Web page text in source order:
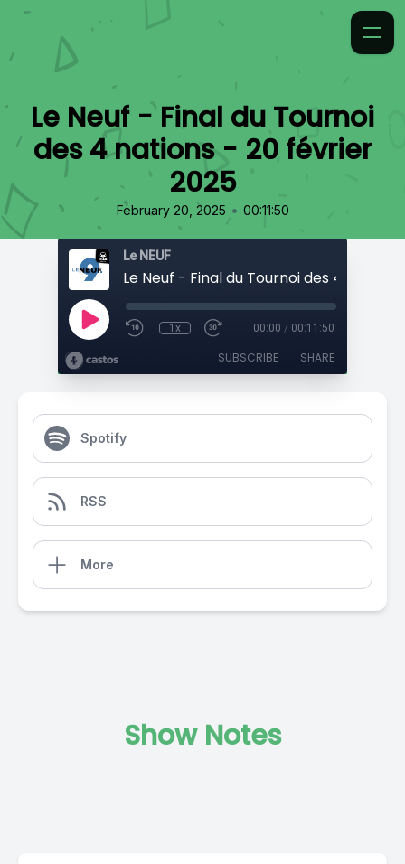
Le Neuf - Final du Tournoi
des 4 nations - 20 février
2025
February 20, 2025 • 00:11:50
Le NEUF
1x 00:00 / 00:11:50
SUBSCRIBE SHARE
Spotify
RSS
More
Show Notes